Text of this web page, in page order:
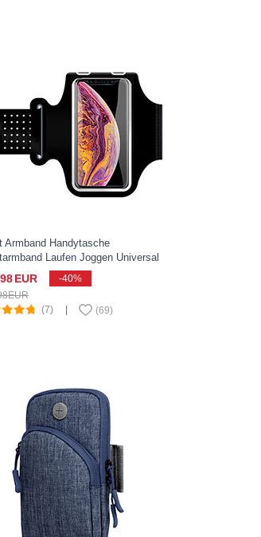
Armband Handytasche
Laufen Joggen Universal
Google Pixel 3 XL Schwarz
98EUR
-40%
EUR
(7)
(69)